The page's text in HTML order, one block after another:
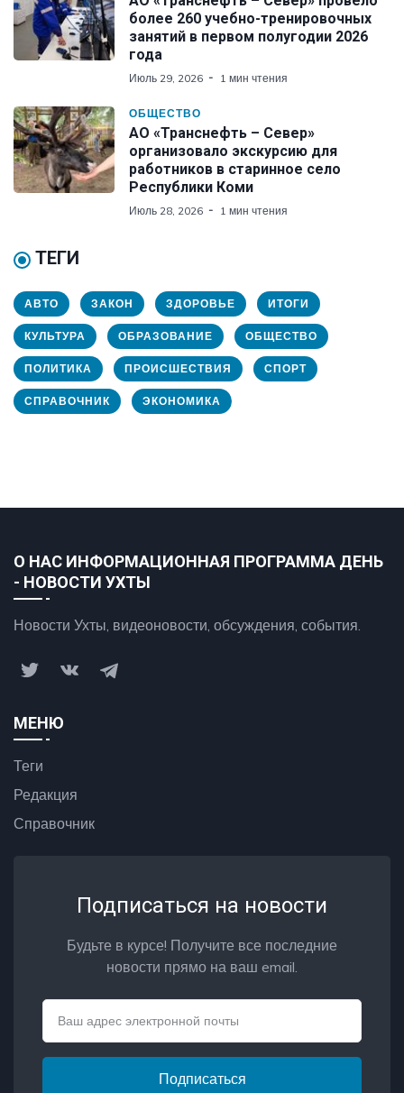
более 260 учебно-тренировочных
занятий в первом полугодии 2026
года
Июль 29, 2026 1 мин чтения
ОБЩЕСТВО
АО «Транснефть – Север»
организовало экскурсию для
работников в старинное село
Республики Коми
Июль 28, 2026 1 мин чтения
ТЕГИ
АВТО ЗАКОН ЗДОРОВЬЕ ИТОГИ
КУЛЬТУРА ОБРАЗОВАНИЕ ОБЩЕСТВО
ПОЛИТИКА ПРОИСШЕСТВИЯ СПОРТ
СПРАВОЧНИК ЭКОНОМИКА
О НАС ИНФОРМАЦИОННАЯ ПРОГРАММА ДЕНЬ
- НОВОСТИ УХТЫ
Новости Ухты, видеоновости, обсуждения, события.
МЕНЮ
Теги
Редакция
Справочник
Подписаться на новости
Будьте в курсе! Получите все последние
новости прямо на ваш email.
Подписаться